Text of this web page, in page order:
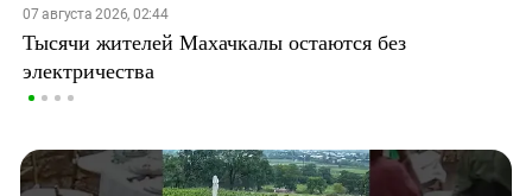
07 августа 2026, 02:44
Тысячи жителей Махачкалы остаются без
электричества